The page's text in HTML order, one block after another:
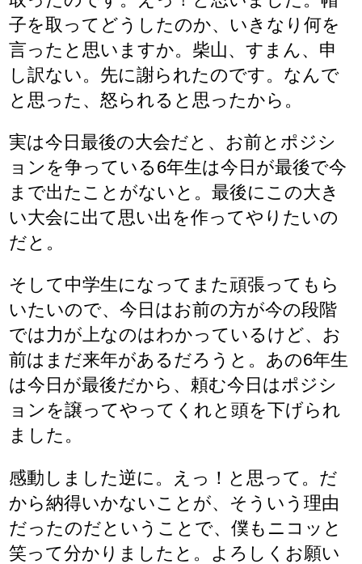
子を取ってどうしたのか、いきなり何を
言ったと思いますか。柴山、すまん、申
し訳ない。先に謝られたのです。なんで
と思った、怒られると思ったから。
実は今日最後の大会だと、お前とポジシ
ョンを争っている6年生は今日が最後で今
まで出たことがないと。最後にこの大き
い大会に出て思い出を作ってやりたいの
だと。
そして中学生になってまた頑張ってもら
いたいので、今日はお前の方が今の段階
では力が上なのはわかっているけど、お
前はまだ来年があるだろうと。あの6年生
は今日が最後だから、頼む今日はポジシ
ョンを譲ってやってくれと頭を下げられ
ました。
感動しました逆に。えっ！と思って。だ
から納得いかないことが、そういう理由
だったのだということで、僕もニコッと
笑って分かりましたと。よろしくお願い